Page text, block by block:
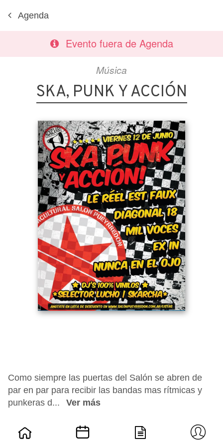
Agenda
Evento fuera de Agenda
Música
SKA, PUNK Y ACCIÓN
Como siempre las puertas del Salón se abren de
par en par para recibir las bandas mas rítmicas y
punkeras d...
Ver más